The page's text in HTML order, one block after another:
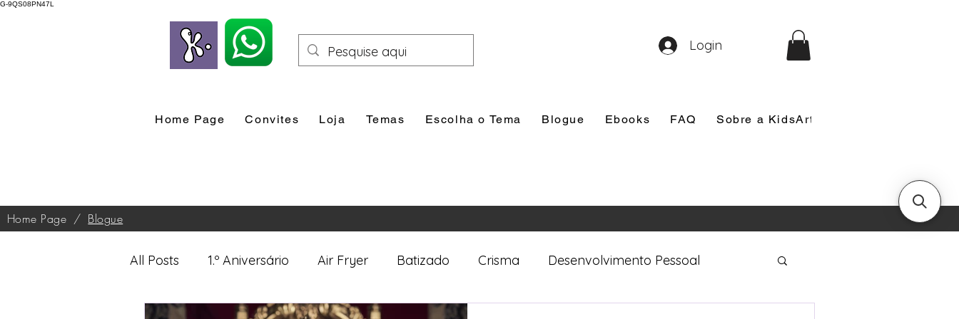
G-9QS08PN47L
Home Page Convites Loja Temas Escolha o Tema Blogue Ebooks FAQ Sobre a KidsArt
Login
Home Page / Blogue
All Posts 1.º Aniversário Air Fryer Batizado Crisma Desenvolvimento Pessoal